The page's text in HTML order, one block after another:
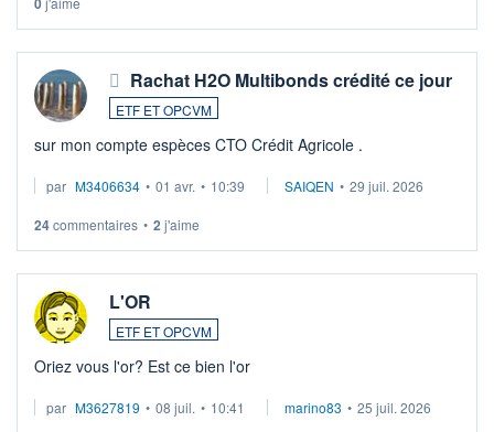
Rachat H2O Multibonds crédité ce jour
ETF ET OPCVM
sur mon compte espèces CTO Crédit Agricole .
par M3406634 • 01 avr. • 10:39 SAIQEN • 29 juil. 2026
24commentaires • 2 j'aime
L'OR
ETF ET OPCVM
Oriez vous l'or? Est ce bien l'or
par M3627819 • 08 juil. • 10:41 marino83 • 25 juil. 2026